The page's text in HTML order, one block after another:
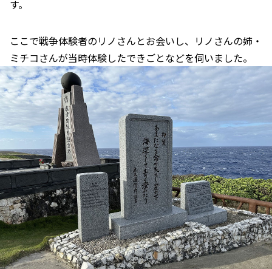
す。
ここで戦争体験者のリノさんとお会いし、リノさんの姉・
ミチコさんが当時体験したできごとなどを伺いました。